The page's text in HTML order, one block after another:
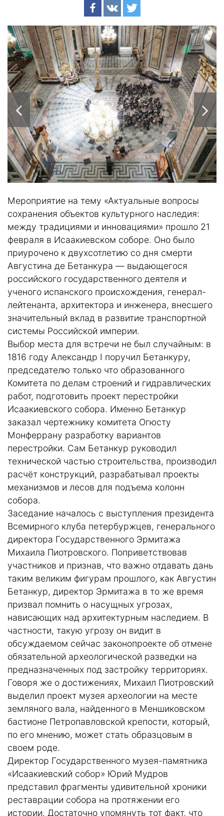
Мероприятие на тему «Актуальные вопросы
сохранения объектов культурного наследия:
между традициями и инновациями» прошло 21
февраля в Исаакиевском соборе. Оно было
приурочено к двухсотлетию со дня смерти
Августина де Бетанкура — выдающегося
российского государственного деятеля и
ученого испанского происхождения, генерал-
лейтенанта, архитектора и инженера, внесшего
значительный вклад в развитие транспортной
системы Российской империи.
Выбор места для встречи не был случайным: в
1816 году Александр I поручил Бетанкуру,
председателю только что образованного
Комитета по делам строений и гидравлических
работ, подготовить проект перестройки
Исаакиевского собора. Именно Бетанкур
заказал чертежнику комитета Огюсту
Монферрану разработку вариантов
перестройки. Сам Бетанкур руководил
технической частью строительства, производил
расчёт конструкций, разрабатывал проекты
механизмов и лесов для подъема колонн
собора.
Заседание началось с выступления президента
Всемирного клуба петербуржцев, генерального
директора Государственного Эрмитажа
Михаила Пиотровского. Поприветствовав
участников и признав, что важно отдавать дань
таким великим фигурам прошлого, как Августин
Бетанкур, директор Эрмитажа в то же время
призвал помнить о насущных угрозах,
нависающих над архитектурным наследием. В
частности, такую угрозу он видит в
обсуждаемом сейчас законопроекте об отмене
обязательной археологической разведки на
предназначенных под застройку территориях.
Говоря же о достижениях, Михаил Пиотровский
выделил проект музея археологии на месте
земляного вала, найденного в Меншиковском
бастионе Петропавловской крепости, который,
по его мнению, может стать образцовым в
своем роде.
Директор Государственного музея-памятника
«Исаакиевский собор» Юрий Мудров
представил фрагменты удивительной хроники
реставрации собора на протяжении его
истории. Достаточно упомянуть тот факт, что